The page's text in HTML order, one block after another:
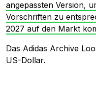
angepassten Version,
Vorschriften zu
2027 auf den Markt
Das Adidas Archive
US-Dollar.